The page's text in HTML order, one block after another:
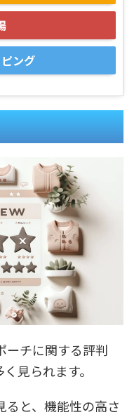
ング
ーチに関する評判
見られます。
ると、機能性の高さ